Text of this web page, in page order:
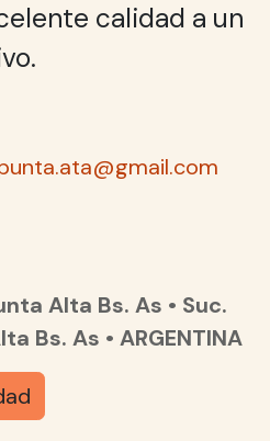
calidad a un
Alta Bs. As • Suc.
Bs. As • ARGENTINA